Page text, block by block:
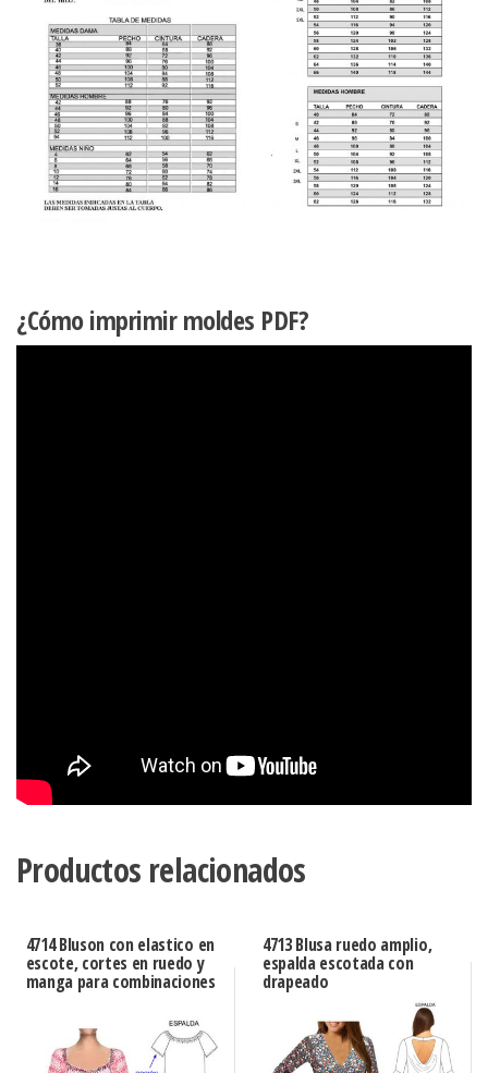
¿Cómo imprimir moldes PDF?
Productos relacionados
4714 Bluson con elastico en
escote, cortes en ruedo y
manga para combinaciones
4713 Blusa ruedo amplio,
espalda escotada con
drapeado